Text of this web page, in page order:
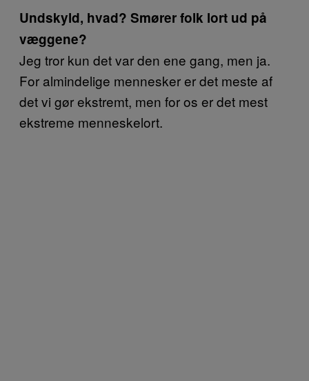
Undskyld, hvad? Smører folk lort ud på
væggene?
Jeg tror kun det var den ene gang, men ja.
For almindelige mennesker er det meste af
det vi gør ekstremt, men for os er det mest
ekstreme menneskelort.